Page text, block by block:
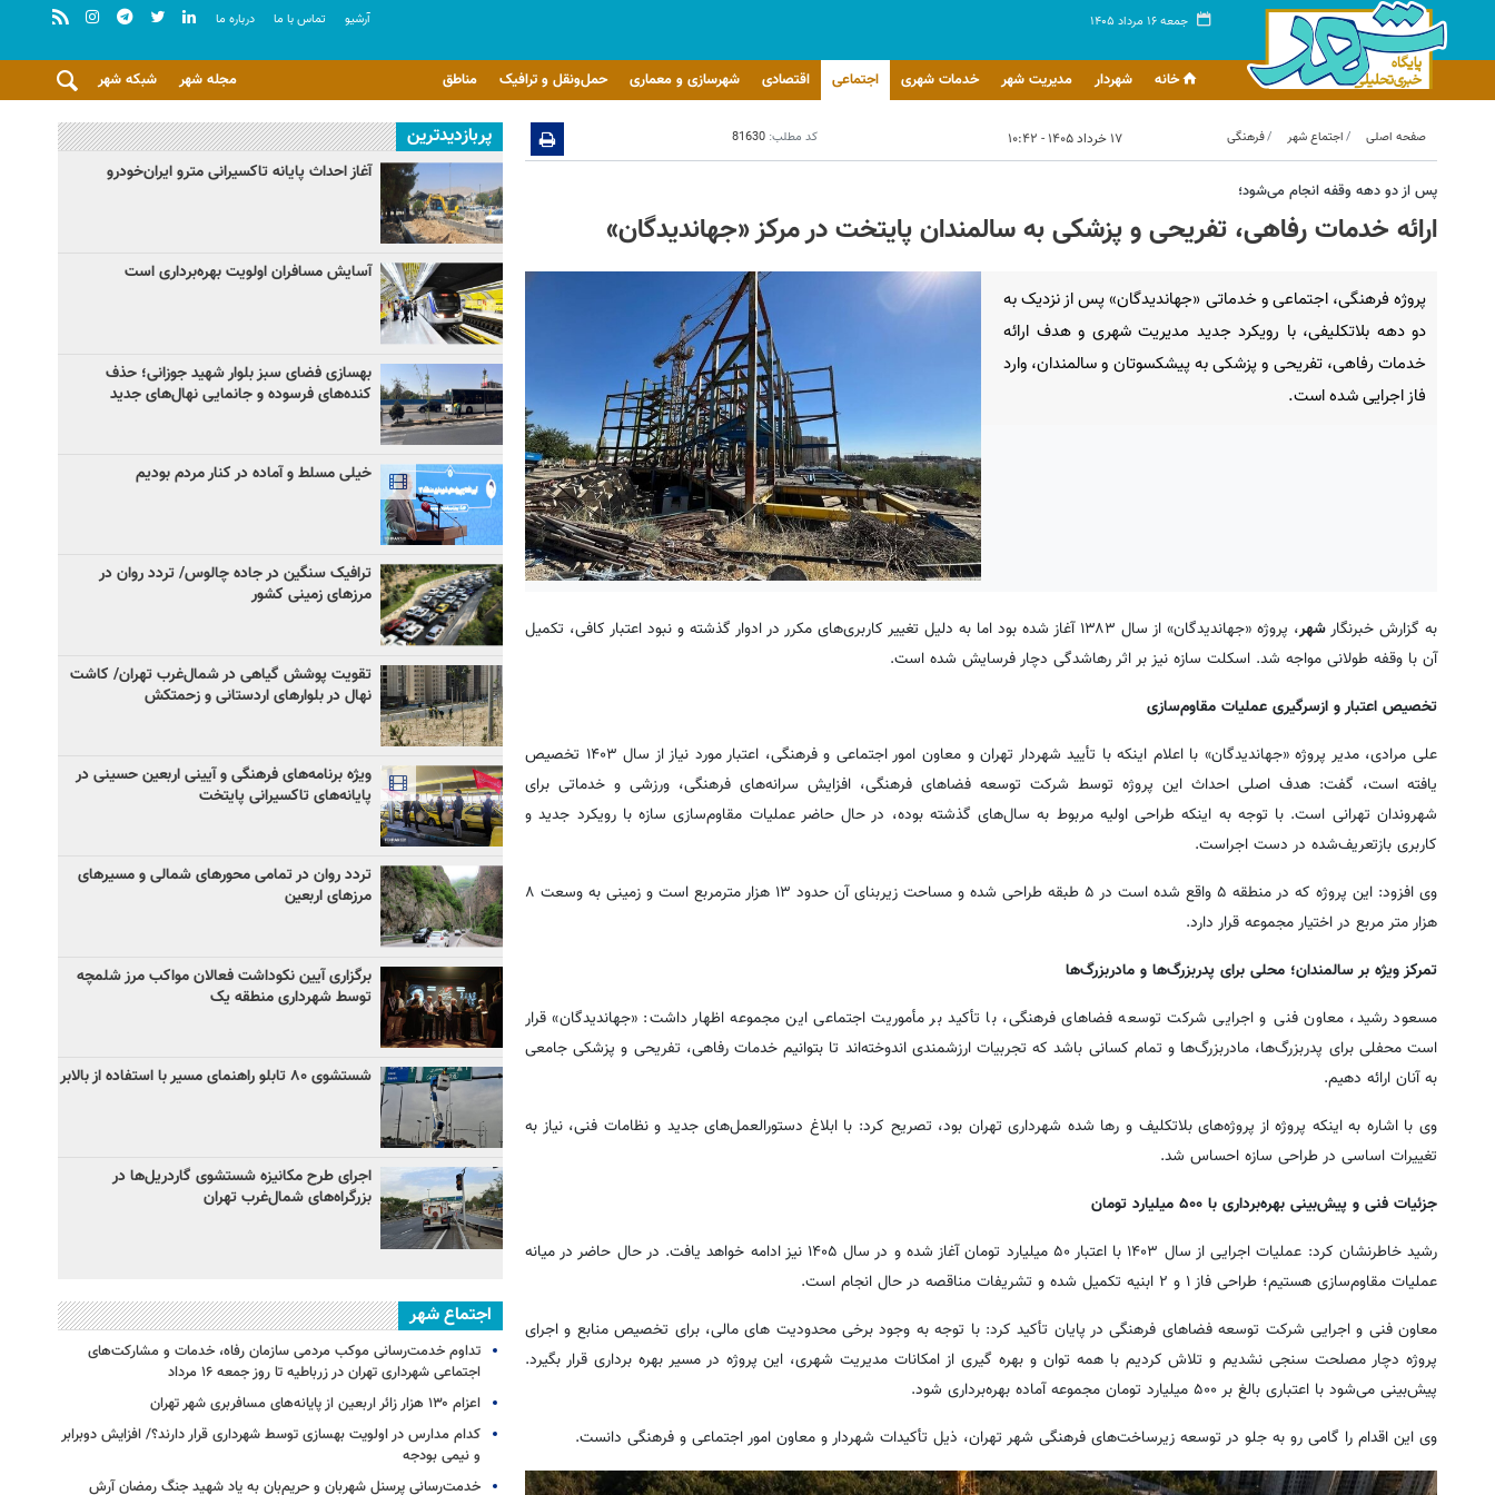
جمعه ۱۶ مرداد ۱۴۰۵ آرشيو تماس با ما درباره ما
خانه شهردار مدیریت شهر خدمات شهری اجتماعی اقتصادی شهرسازی و معماری حمل‌ونقل و ترافیک مناطق شبکه شهر مجله شهر
صفحه اصلی اجتماع شهر فرهنگی ۱۷ خرداد ۱۴۰۵ - ۱۰:۴۲ کد مطلب: 81630
پس از دو دهه وقفه انجام می‌شود؛
ارائه خدمات رفاهی، تفریحی و پزشکی به سالمندان پایتخت در مرکز «جهاندیدگان»
پروژه فرهنگی، اجتماعی و خدماتی «جهاندیدگان» پس از نزدیک به
دو دهه بلاتکلیفی، با رویکرد جدید مدیریت شهری و هدف ارائه
خدمات رفاهی، تفریحی و پزشکی به پیشکسوتان و سالمندان، وارد
فاز اجرایی شده است.
به گزارش خبرنگارشهر
، پروژه «جهاندیدگان» از سال ۱۳۸۳ آغاز شده بود اما به دلیل تغییر کاربری‌های مکرر در ادوار گذشته و نبود اعتبار کافی، تکمیل
آن با وقفه طولانی مواجه شد. اسکلت سازه نیز بر اثر رهاشدگی دچار فرسایش شده است.
تخصیص اعتبار و ازسرگیری عملیات مقاوم‌سازی
علی مرادی، مدیر پروژه «جهاندیدگان» با اعلام اینکه با تأیید شهردار تهران و معاون امور اجتماعی و فرهنگی، اعتبار مورد نیاز از سال ۱۴۰۳ تخصیص
یافته است، گفت: هدف اصلی احداث این پروژه توسط شرکت توسعه فضاهای فرهنگی، افزایش سرانه‌های فرهنگی، ورزشی و خدماتی برای
شهروندان تهرانی است. با توجه به اینکه طراحی اولیه مربوط به سال‌های گذشته بوده، در حال حاضر عملیات مقاوم‌سازی سازه با رویکرد جدید و
کاربری بازتعریف‌شده در دست اجراست.
وی افزود: این پروژه که در منطقه ۵ واقع شده است در ۵ طبقه طراحی شده و مساحت زیربنای آن حدود ۱۳ هزار مترمربع است و زمینی به وسعت ۸
هزار متر مربع در اختیار مجموعه قرار دارد.
تمرکز ویژه بر سالمندان؛ محلی برای پدربزرگ‌ها و مادربزرگ‌ها
مسعود رشید، معاون فنی و اجرایی شرکت توسعه فضاهای فرهنگی، با تأکید بر مأموریت اجتماعی این مجموعه اظهار داشت: «جهاندیدگان» قرار
است محفلی برای پدربزرگ‌ها، مادربزرگ‌ها و تمام کسانی باشد که تجربیات ارزشمندی اندوخته‌اند تا بتوانیم خدمات رفاهی، تفریحی و پزشکی جامعی
به آنان ارائه دهیم.
وی با اشاره به اینکه پروژه از پروژه‌های بلاتکلیف و رها شده شهرداری تهران بود، تصریح کرد: با ابلاغ دستورالعمل‌های جدید و نظامات فنی، نیاز به
تغییرات اساسی در طراحی سازه احساس شد.
جزئیات فنی و پیش‌بینی بهره‌برداری با ۵۰۰ میلیارد تومان
رشید خاطرنشان کرد: عملیات اجرایی از سال ۱۴۰۳ با اعتبار ۵۰ میلیارد تومان آغاز شده و در سال ۱۴۰۵ نیز ادامه خواهد یافت. در حال حاضر در میانه
عملیات مقاوم‌سازی هستیم؛ طراحی فاز ۱ و ۲ ابنیه تکمیل شده و تشریفات مناقصه در حال انجام است.
معاون فنی و اجرایی شرکت توسعه فضاهای فرهنگی در پایان تأکید کرد: با توجه به وجود برخی محدودیت های مالی، برای تخصیص منابع و اجرای
پروژه دچار مصلحت سنجی نشدیم و تلاش کردیم با همه توان و بهره گیری از امکانات مدیریت شهری، این پروژه در مسیر بهره برداری قرار بگیرد.
پیش‌بینی می‌شود با اعتباری بالغ بر ۵۰۰ میلیارد تومان مجموعه آماده بهره‌برداری شود.
وی این اقدام را گامی رو به جلو در توسعه زیرساخت‌های فرهنگی شهر تهران، ذیل تأکیدات شهردار و معاون امور اجتماعی و فرهنگی دانست.
پربازدیدترین
آغاز احداث پایانه تاکسیرانی مترو ایران‌خودرو
آسایش مسافران اولویت بهره‌برداری است
بهسازی فضای سبز بلوار شهید جوزانی؛ حذف
کنده‌های فرسوده و جانمایی نهال‌های جدید
خیلی مسلط و آماده در کنار مردم بودیم
ترافیک سنگین در جاده چالوس/ تردد روان در
مرزهای زمینی کشور
تقویت پوشش گیاهی در شمال‌غرب تهران/ کاشت
نهال در بلوارهای اردستانی و زحمتکش
ویژه برنامه‌های فرهنگی و آیینی اربعین حسینی در
پایانه‌های تاکسیرانی پایتخت
تردد روان در تمامی محورهای شمالی و مسیرهای
مرزهای اربعین
برگزاری آیین نکوداشت فعالان مواکب مرز شلمچه
توسط شهرداری منطقه یک
شستشوی ۸۰ تابلو راهنمای مسیر با استفاده از بالابر
اجرای طرح مکانیزه شستشوی گاردریل‌ها در
بزرگراه‌های شمال‌غرب تهران
اجتماع شهر
تداوم خدمت‌رسانی موکب مردمی سازمان رفاه، خدمات و مشارکت‌های
اجتماعی شهرداری تهران در زرباطیه تا روز جمعه ۱۶ مرداد
اعزام ۱۳۰ هزار زائر اربعین از پایانه‌های مسافربری شهر تهران
کدام مدارس در اولویت بهسازی توسط شهرداری قرار دارند؟/ افزایش دوبرابر
و نیمی بودجه
خدمت‌رسانی پرسنل شهربان و حریم‌بان به یاد شهید جنگ رمضان آرش